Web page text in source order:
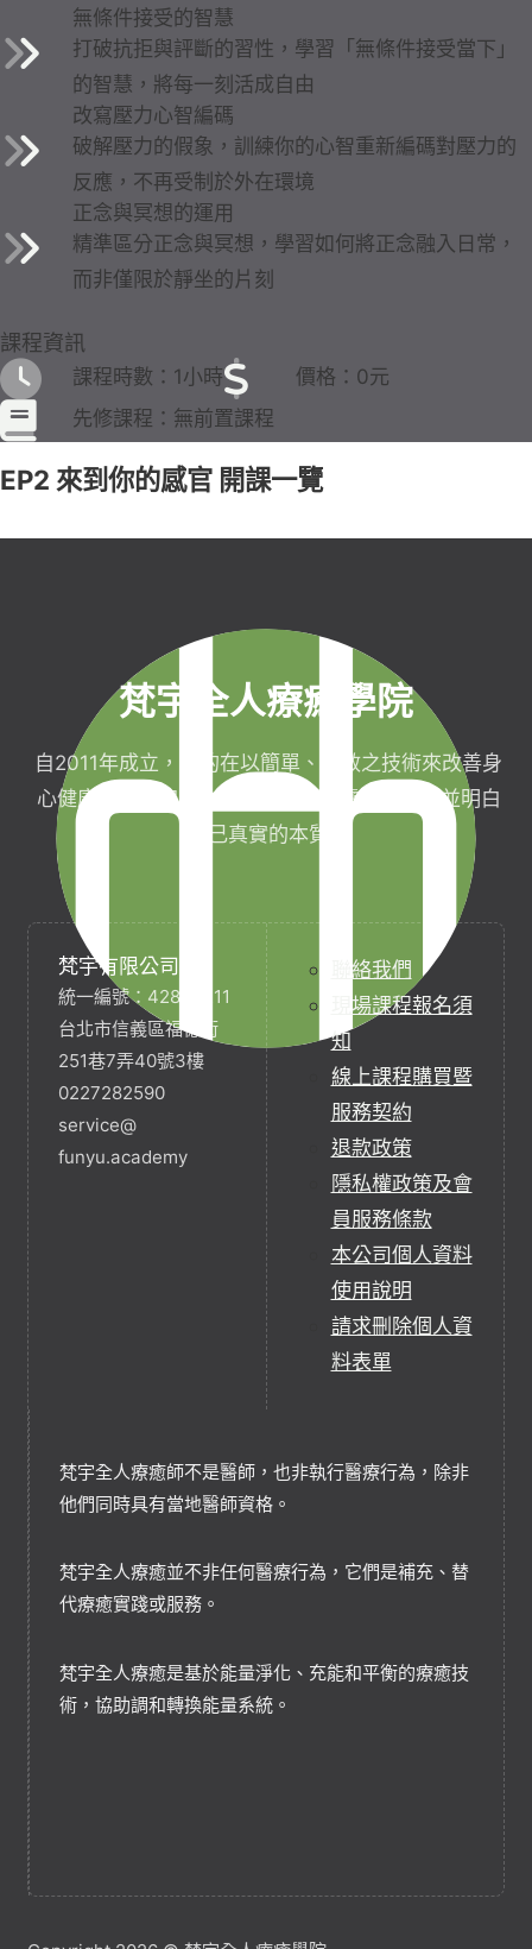
無條件接受的智慧
打破抗拒與評斷的習性，學習「無條件接受當下」
的智慧，將每一刻活成自由
改寫壓力心智編碼
破解壓力的假象，訓練你的心智重新編碼對壓力的
反應，不再受制於外在環境
正念與冥想的運用
精準區分正念與冥想，學習如何將正念融入日常，
而非僅限於靜坐的片刻
課程資訊
課程時數：1小時
價格：0元
先修課程：無前置課程
EP2 來到你的感官 開課一覽
梵宇全人療癒學院
自2011年成立，目的在以簡單、有效之技術來改善身
心健康，協助完成生命目標與實現靈性生活，並明白
自己真實的本質。
梵宇有限公司
統一編號：42854211
台北市信義區福德街
251巷7弄40號3樓
0227282590
service@
funyu.academy
聯絡我們
現場課程報名須
知
線上課程購買暨
服務契約
退款政策
隱私權政策及會
員服務條款
本公司個人資料
使用說明
請求刪除個人資
料表單
梵宇全人療癒師不是醫師，也非執行醫療行為，除非
他們同時具有當地醫師資格。
梵宇全人療癒並不非任何醫療行為，它們是補充、替
代療癒實踐或服務。
梵宇全人療癒是基於能量淨化、充能和平衡的療癒技
術，協助調和轉換能量系統。